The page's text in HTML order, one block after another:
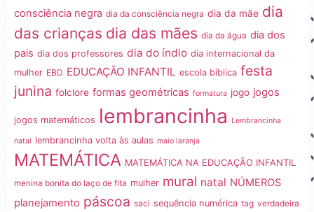
consciência negra dia da consciência negra dia da mãe dia
das crianças dia das mães dia da água dia dos
pais dia dos professores dia do índio dia internacional da
mulher EBD EDUCAÇÃO INFANTIL escola bíblica festa
junina folclore formas geométricas formatura jogo jogos
jogos matemáticos lembrancinha Lembrancinha
natal lembrancinha volta às aulas maio laranja
MATEMÁTICA MATEMÁTICA NA EDUCAÇÃO INFANTIL
menina bonita do laço de fita mulher mural natal NÚMEROS
planejamento páscoa saci sequência numérica tag verdadeira